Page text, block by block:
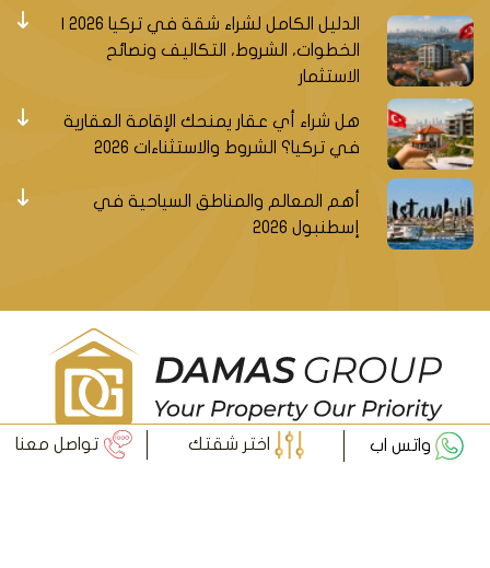
الخطوات، الشروط، التكاليف ونصائح
الاستثمار
هل شراء أي عقار يمنحك الإقامة العقارية
في تركيا؟ الشروط والاستثناءات 2026
أهم المعالم والمناطق السياحية في
إسطنبول 2026
سجل ليصلك جديد العقارات التركية واتس اب اختر شقتك تواصل معنا